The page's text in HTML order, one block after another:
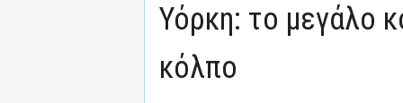
Υόρκη: το μεγάλο
κόλπο